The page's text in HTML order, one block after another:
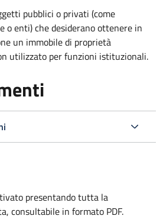
pubblici o privati (come
o enti) che desiderano ottenere in
un immobile di proprietà
utilizzato per funzioni istituzionali.
presentando tutta la
consultabile in formato PDF.